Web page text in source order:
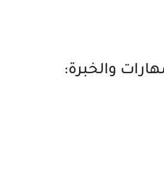
والخبرة: